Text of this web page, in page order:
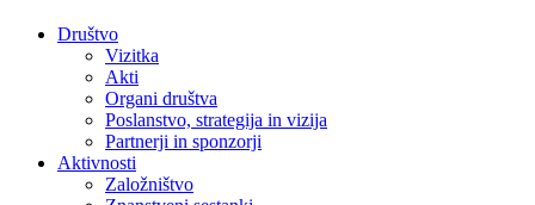
Društvo
Vizitka
Akti
Organi društva
Poslanstvo, strategija in vizija
Partnerji in sponzorji
Aktivnosti
Založništvo